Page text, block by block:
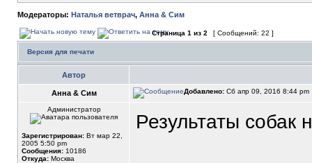
Модераторы: Наталья ветврач, Анна & Сим
Страница 1 из 2 [ Сообщений: 22 ]
Версия для печати
Автор
Анна & Сим Добавлено: Сб апр 09, 2016 8:44 pm
Администратор
Зарегистрирован: Вт мар 22,
2005 5:50 pm
Сообщения: 10186
Откуда: Москва
Результаты собак